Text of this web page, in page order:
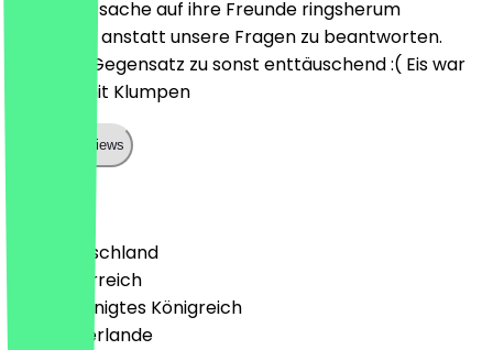
war Hauptsache auf ihre Freunde ringsherum
fokussiert, anstatt unsere Fragen zu beantworten.
Leider im Gegensatz zu sonst enttäuschend :( Eis war
diesmal mit Klumpen
Show all reviews
🇩🇪 Deutschland
🇦🇹 Österreich
🇬🇧 Vereinigtes Königreich
🇳🇱 Niederlande